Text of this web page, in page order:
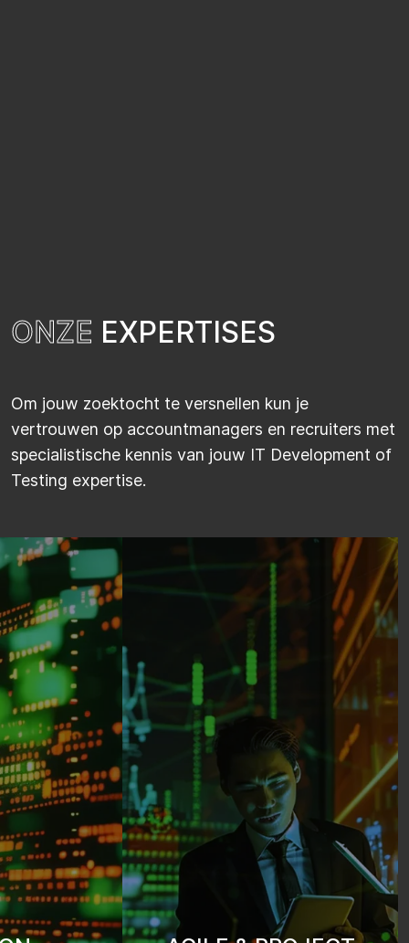
ONZE EXPERTISES
Om jouw zoektocht te versnellen kun je
vertrouwen op accountmanagers en recruiters met
specialistische kennis van jouw IT Development of
Testing expertise.